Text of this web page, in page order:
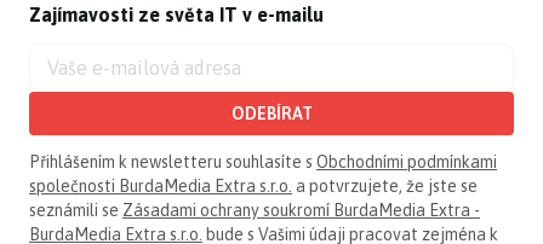
Zajímavosti ze světa IT v e-mailu
ODEBÍRAT
Přihlášením k newsletteru souhlasíte s Obchodními podmínkami
společnosti BurdaMedia Extra s.r.o. a potvrzujete, že jste se
seznámili se Zásadami ochrany soukromí BurdaMedia Extra -
BurdaMedia Extra s.r.o. bude s Vašimi údaji pracovat zejména k